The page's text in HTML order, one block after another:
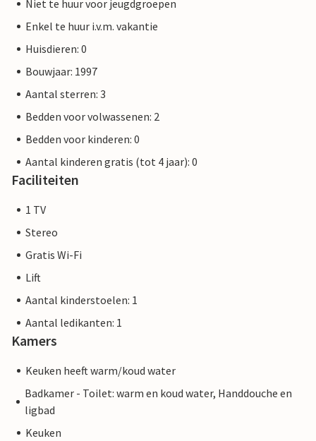
Niet te huur voor jeugdgroepen
Enkel te huur i.v.m. vakantie
Huisdieren: 0
Bouwjaar: 1997
Aantal sterren: 3
Bedden voor volwassenen: 2
Bedden voor kinderen: 0
Aantal kinderen gratis (tot 4 jaar): 0
Faciliteiten
1 TV
Stereo
Gratis Wi-Fi
Lift
Aantal kinderstoelen: 1
Aantal ledikanten: 1
Kamers
Keuken heeft warm/koud water
Badkamer - Toilet: warm en koud water, Handdouche en
ligbad
Keuken